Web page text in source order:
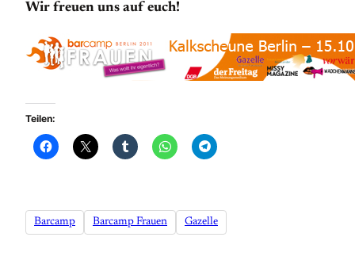
Wir freuen uns auf euch!
Teilen:
Barcamp Barcamp Frauen Gazelle